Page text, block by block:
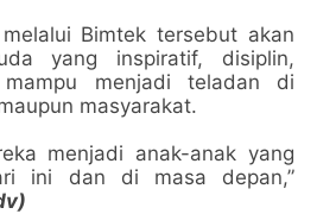
Bimtek tersebut akan
yang inspiratif, disiplin,
menjadi teladan di
masyarakat.
menjadi anak-anak yang
ini dan di masa depan,”